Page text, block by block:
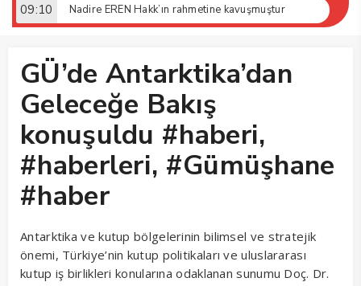
09:10 Nadire EREN Hakk’ın rahmetine kavuşmuştur
GÜ’de Antarktika’dan
Geleceğe Bakış
konuşuldu #haberi,
#haberleri, #Gümüşhane
#haber
Antarktika ve kutup bölgelerinin bilimsel ve stratejik
önemi, Türkiye’nin kutup politikaları ve uluslararası
kutup iş birlikleri konularına odaklanan sunumu Doç. Dr.